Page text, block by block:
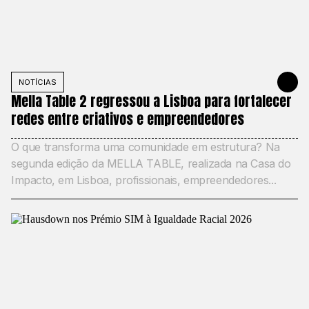
NOTÍCIAS 21 DE
Mella Table 2 regressou a Lisboa para fortalecer
redes entre criativos e empreendedores
O que transforma uma comunidade em estrutura? Na
segunda edição da MELLA TABLE, realizada na Casa do
Impacto, em Lisboa, profissionais, empreendedores...